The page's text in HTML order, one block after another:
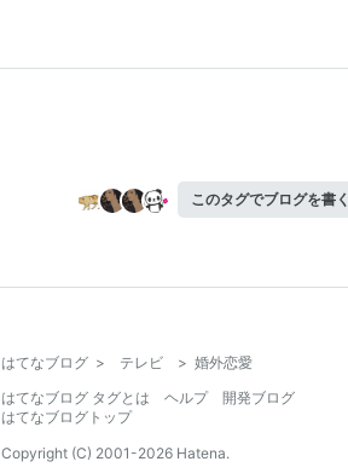
このタグでブログを書く
はてなブログ > テレビ > 婚外恋愛
はてなブログ タグとは
ヘルプ
開発ブログ
はてなブログトップ
Copyright (C) 2001-2026 Hatena.